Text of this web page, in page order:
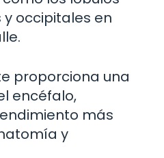
occipitales en
proporciona una
encéfalo,
más
y